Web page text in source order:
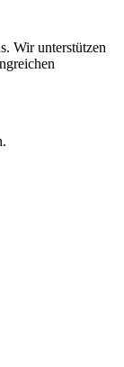
Wir unterstützen